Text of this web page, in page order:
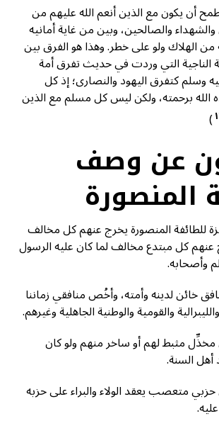
أن يكون مع الذين أنعم الله عليهم من
والصالحين، وبين من غاية أمانيه
من الهلاك ولو على خطر. وهذا هو الفرق بين
الناجية التي وردت في حديث تفرق أمة
وسلم كتفرق اليهود والنصارى؛ إذ كل
الله برحمته، ولكن ليس كل مسلم مع الذين
)
عن وصف
المنصورة
للطائفة المنصورة يخرج عنهم كل مخالف
كل مبتدع مخالف لما كان عليه الرسول
وأصحابه.
خائن لدينه وأمته، وأخُص منافقي زماننا
والقومية والوطنية الجاهلية وغيرهم.
مثبط لهم أو ساخر منهم ولو كان
السنة.
متعصب يعقد الولاء والبراء على حزبه